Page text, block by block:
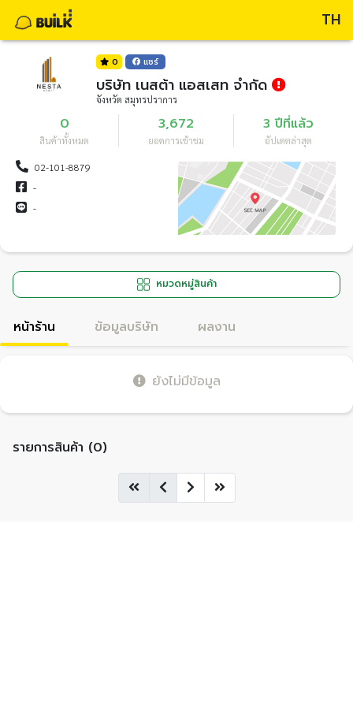
TH
0 แชร์
บริษัท เนสต้า แอสเสท จำกัด
จังหวัด สมุทรปราการ
0
สินค้าทั้งหมด
3,672
ยอดการเข้าชม
3 ปีที่แล้ว
อัปเดตล่าสุด
02-101-8879
-
-
หมวดหมู่สินค้า
หน้าร้าน ข้อมูลบริษัท ผลงาน
ยังไม่มีข้อมูล
รายการสินค้า (0)